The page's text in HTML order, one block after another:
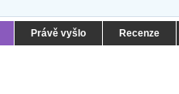
Právě vyšlo Recenze